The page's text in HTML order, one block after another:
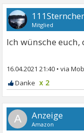
Mitglied
Ich wünsche euch,
16.04.2021 21:40 •
x 2
A